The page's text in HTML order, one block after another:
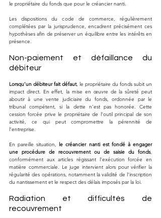
le propriétaire du fonds que pour le créancier nanti.
Les dispositions du code de commerce, régulièrement
complétées par la jurisprudence, encadrent précisément ces
hypothèses afin de préserver un équilibre entre les intérêts en
présence.
Non-paiement et défaillance du
débiteur
Lorsqu’un débiteur fait défaut, le propriétaire du fonds subit un
impact direct. En effet, la mise en œuvre de la sûreté peut
aboutir à une vente judiciaire du fonds, ordonnée par le
tribunal compétent, si la dette n’est pas honorée. Cette
cession forcée prive le propriétaire de l’outil principal de son
activité, ce qui peut compromettre la pérennité de
l’entreprise.
En pareille situation, le créancier nanti est fondé à engager
une procédure de recouvrement ou de saisie du fonds,
conformément aux articles régissant l’exécution forcée en
matière commerciale. Le juge intervient alors pour vérifier la
régularité des opérations, notamment la validité de l’inscription
du nantissement et le respect des délais imposés par la loi.
Radiation et difficultés de
recouvrement